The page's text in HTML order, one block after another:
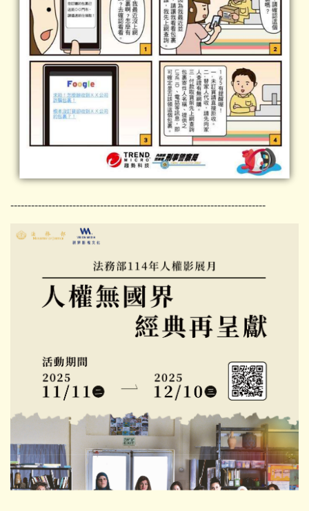
--------------------------------------------------------------------------